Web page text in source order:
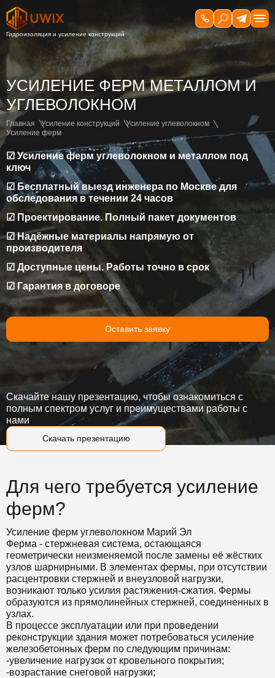
УСИЛЕНИЕ ФЕРМ МЕТАЛЛОМ И
УГЛЕВОЛОКНОМ
Главная Усиление конструкций
Усиление углеволокном
Усиление ферм
☑ Усиление ферм углеволокном и металлом под
ключ
☑ Бесплатный выезд инженера по Москве для
обследования в течении 24 часов
☑ Проектирование. Полный пакет документов
☑ Надёжные материалы напрямую от
производителя
☑ Доступные цены. Работы точно в срок
☑ Гарантия в договоре
Оставить заявку
Скачать презентацию
Скачайте нашу презентацию, чтобы ознакомиться с
полным спектром услуг и преимуществами работы с
нами
Для чего требуется усиление
ферм?
Усиление ферм углеволокном Марий Эл
Ферма - стержневая система, остающаяся
геометрически неизменяемой после замены её жёстких
узлов шарнирными. В элементах фермы, при отсутствии
расцентровки стержней и внеузловой нагрузки,
возникают только усилия растяжения-сжатия. Фермы
образуются из прямолинейных стержней, соединенных в
узлах.
В процессе эксплуатации или при проведении
реконструкции здания может потребоваться усиление
железобетонных ферм по следующим причинам:
-увеличение нагрузок от кровельного покрытия;
-возрастание снеговой нагрузки;